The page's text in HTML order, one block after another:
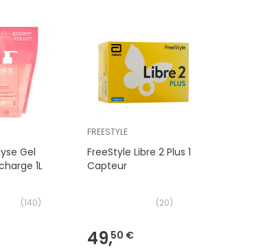
Gel
1L
(140)
FREESTYLE
FreeStyle Libre 2 Plus 1
Capteur
(20)
49,50 €